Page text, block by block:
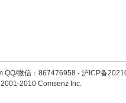
QQ/微信：867476958- 沪ICP备
2010 Comsenz Inc.